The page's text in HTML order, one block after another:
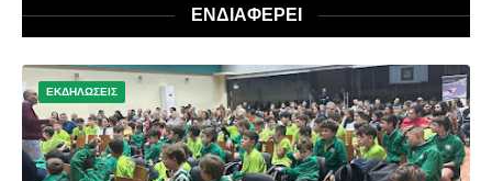
ΕΝΔΙΑΦΕΡΕΙ
ΕΚΔΗΛΩΣΕΙΣ